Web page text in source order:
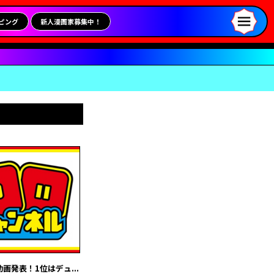
ング 新人漫画家募集中！
発表！1位はデュ...